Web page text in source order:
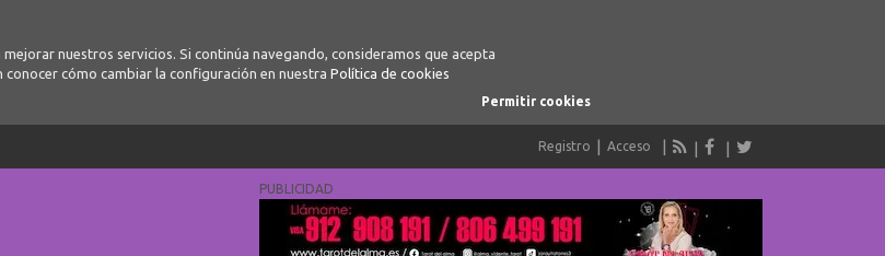
nuestros servicios. Si continúa navegando, consideramos que acepta
cómo cambiar la configuración en nuestra Política de cookies
Permitir cookies
Registro Acceso
PUBLICIDAD